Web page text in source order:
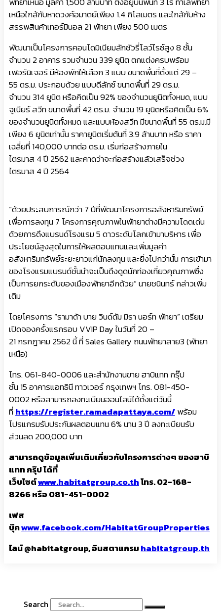
เหนือใกล้กับหาดวงศ์อมาตย์เพียง 1.4 กิโลเมตร และใกล้กับห้าง
สรรพสินค้าเทอร์มินอล 21 พัทยา เพียง 500 เมตร
พัฒนาเป็นโครงการคอนโดมิเนียมลักชัวรี่โลว์ไรซ์สูง 8 ชั้น
จำนวน 2 อาคาร รวมจำนวน 339 ยูนิต ตกแต่งครบพร้อม
เฟอร์นิเจอร์ มีห้องพักให้เลือก 3 แบบ ขนาดพื้นที่ตั้งแต่ 29 –
55 ตร.ม. ประกอบด้วย แบบดีลักซ์ ขนาดพื้นที่ 29 ตร.ม.
จำนวน 314 ยูนิต หรือคิดเป็น 92% ของจำนวนยูนิตทั้งหมด, แบบ
จูเนียร์ สวีท ขนาดพื้นที่ 42 ตร.ม. จำนวน 19 ยูนิตหรือคิดเป็น 6%
ของจำนวนยูนิตทั้งหมด และแบบห้องสวีท มีขนาดพื้นที่ 55 ตร.ม.มี
เพียง 6 ยูนิตเท่านั้น ราคายูนิตเริ่มต้นที่ 3.9 ล้านบาท หรือ ราคา
เฉลี่ยที่ 140,000 บาทต่อ ตร.ม. เริ่มก่อสร้างภายใน
ไตรมาส 4 ปี 2562 และคาดว่าจะก่อสร้างแล้วเสร็จช่วง
ไตรมาส 4 ปี 2564
“ด้วยประสบการณ์กว่า 7 ปีที่พัฒนาโครงการอสังหาริมทรัพย์
เพื่อการลงทุน 7 โครงการคุณภาพในพัทยาต่างมีความโดดเด่น
ด้วยการดึงแบรนด์โรงแรม 5 ดาวระดับโลกเข้ามาบริหาร เพื่อ
ประโยชน์สูงสุดในการให้ผลตอบแทนและเพิ่มมูลค่า
อสังหาริมทรัพย์ระยะยาวแก่นักลงทุน และยิ่งไปกว่านั้น การเข้ามา
ของโรงแรมแบรนด์ชั้นนำจะเป็นดึงดูดนักท่องเที่ยวคุณภาพซึ่ง
เป็นการยกระดับของเมืองพัทยาอีกด้วย” นายชนินทร์ กล่าวเพิ่ม
เติม
โดยโครงการ “รามาด้า บาย วินด์ดัม มิรา นอร์ท พัทยา” เตรียม
เปิดจองครั้งแรกรอบ VVIP Day ในวันที่ 20 –
21 กรกฎาคม 2562 นี้ ที่ Sales Gallery ถนนพัทยาสาย3 (พัทยา
เหนือ)
โทร. 061-840-0006 และสำนักงานขาย ฮาบิแทท กรุ๊ป
ชั้น 15 อาคารแอทธินี ทาวเวอร์ กรุงเทพฯ โทร. 081-450-
0002 หรือสามารถลงทะเบียนออนไลน์ได้ตั้งแต่วันนี้
ที่https://register.ramadapattaya.com/พร้อม
โปรแกรมรับประกันผลตอบแทน 6% นาน 3 ปี ลงทะเบียนรับ
ส่วนลด 200,000 บาท
สามารถดูข้อมูลเพิ่มเติมเกี่ยวกับโครงการต่างๆ ของฮาบิ
แทท กรุ๊ป ได้ที่
เว็บไซต์www.habitatgroup.co.thโทร. 02-168-
8266 หรือ 081-451-0002
เฟส
บุ๊คwww.facebook.com/HabitatGroupProperties
ไลน์ @habitatgroup, อินสตาแกรมhabitatgroup.th
Search